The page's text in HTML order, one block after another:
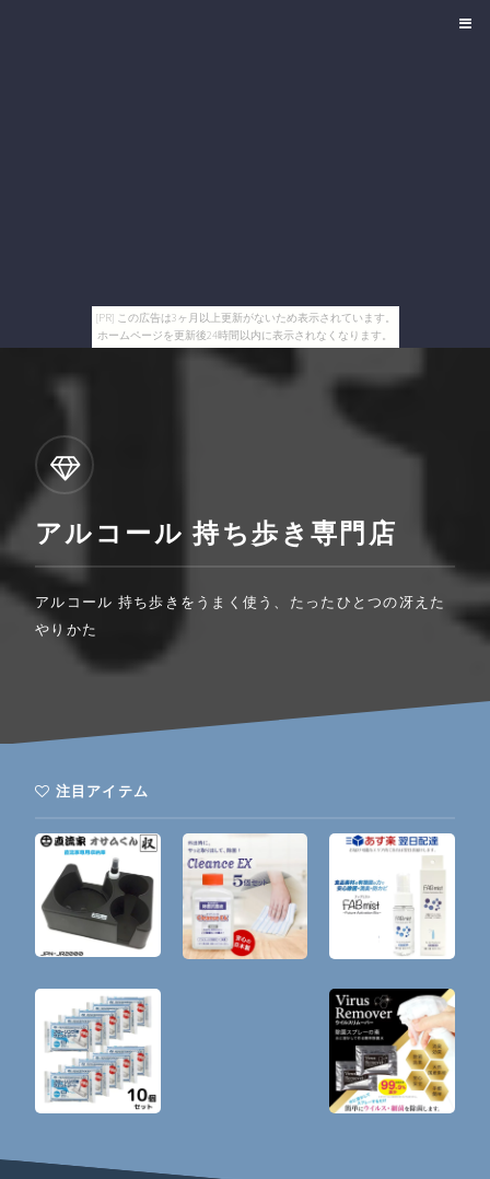
[PR] この広告は3ヶ月以上更新がないため表示されています。
ホームページを更新後24時間以内に表示されなくなります。
アルコール 持ち歩き専門店
アルコール 持ち歩きをうまく使う、たったひとつの冴えた
やりかた
注目アイテム